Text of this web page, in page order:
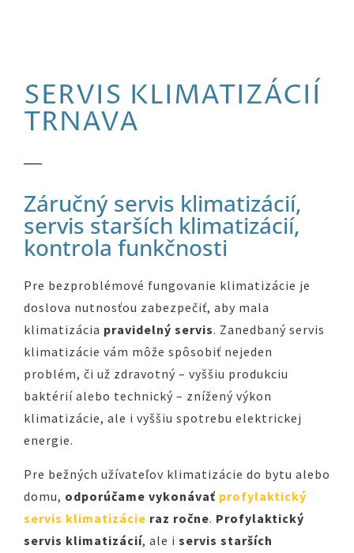
SERVIS KLIMATIZÁCIÍ
TRNAVA
Záručný servis klimatizácií,
servis starších klimatizácií,
kontrola funkčnosti
Pre bezproblémové fungovanie klimatizácie je
doslova nutnosťou zabezpečiť, aby mala
klimatizácia pravidelný servis. Zanedbaný servis
klimatizácie vám môže spôsobiť nejeden
problém, či už zdravotný – vyššiu produkciu
baktérií alebo technický – znížený výkon
klimatizácie, ale i vyššiu spotrebu elektrickej
energie.
Pre bežných užívateľov klimatizácie do bytu alebo
domu, odporúčame vykonávať profylaktický
servis klimatizácie raz ročne. Profylaktický
servis klimatizácií, ale i servis starších